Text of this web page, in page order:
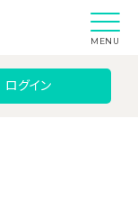
MENU
ログイン